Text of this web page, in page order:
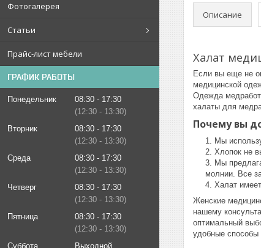
Фотогалерея
Статьи
Прайс-лист мебели
ГРАФИК РАБОТЫ
Понедельник 08:30
17:30
12:30
13:30
Вторник
08:30
17:30
12:30
13:30
Среда
08:30
17:30
12:30
13:30
Четверг
08:30
17:30
12:30
13:30
Пятница
08:30
17:30
12:30
13:30
Суббота
Выходной
Описание
Халат
Если вы еще не
медицинской
Одежда
халаты для
Почему вы
Мы
Хлопок не
Мы
молнии. Все
Халат
Женские
нашему
оптимальный
удобные способы